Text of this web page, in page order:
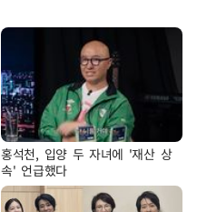
홍석천, 입양 두 자녀에 '재산 상
속' 언급했다